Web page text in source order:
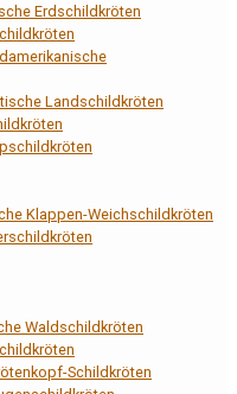
Erdschildkröten
Landschildkröten
Klappen-Weichschildkröten
Waldschildkröten
Schildkröten